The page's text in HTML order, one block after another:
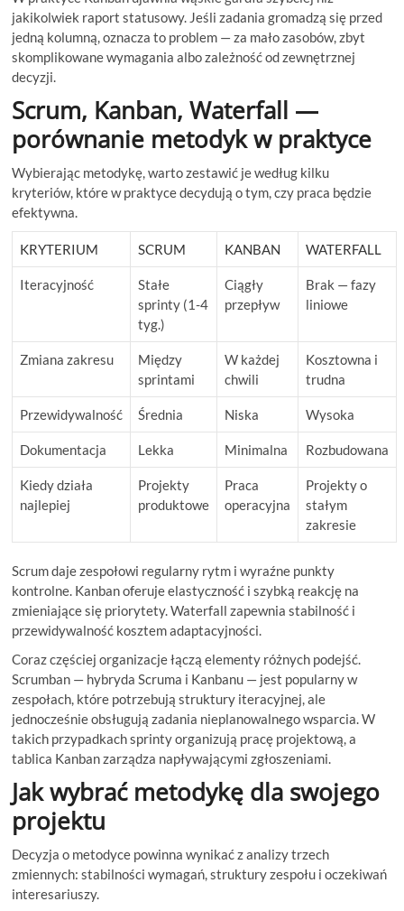
jakikolwiek raport statusowy. Jeśli zadania gromadzą się przed
jedną kolumną, oznacza to problem — za mało zasobów, zbyt
skomplikowane wymagania albo zależność od zewnętrznej
decyzji.
Scrum, Kanban, Waterfall —
porównanie metodyk w praktyce
Wybierając metodykę, warto zestawić je według kilku
kryteriów, które w praktyce decydują o tym, czy praca będzie
efektywna.
KRYTERIUM SCRUM KANBAN WATERFALL
Iteracyjność
Stałe
sprinty (1-4
tyg.)
Ciągły
przepływ
Brak — fazy
liniowe
Zmiana zakresu
Między
sprintami
W każdej
chwili
Kosztowna i
trudna
Przewidywalność Średnia Niska Wysoka
Dokumentacja Lekka Minimalna Rozbudowana
Kiedy działa
najlepiej
Projekty
produktowe
Praca
operacyjna
Projekty o
stałym
zakresie
Scrum daje zespołowi regularny rytm i wyraźne punkty
kontrolne. Kanban oferuje elastyczność i szybką reakcję na
zmieniające się priorytety. Waterfall zapewnia stabilność i
przewidywalność kosztem adaptacyjności.
Coraz częściej organizacje łączą elementy różnych podejść.
Scrumban — hybryda Scruma i Kanbanu — jest popularny w
zespołach, które potrzebują struktury iteracyjnej, ale
jednocześnie obsługują zadania nieplanowalnego wsparcia. W
takich przypadkach sprinty organizują pracę projektową, a
tablica Kanban zarządza napływającymi zgłoszeniami.
Jak wybrać metodykę dla swojego
projektu
Decyzja o metodyce powinna wynikać z analizy trzech
zmiennych: stabilności wymagań, struktury zespołu i oczekiwań
interesariuszy.